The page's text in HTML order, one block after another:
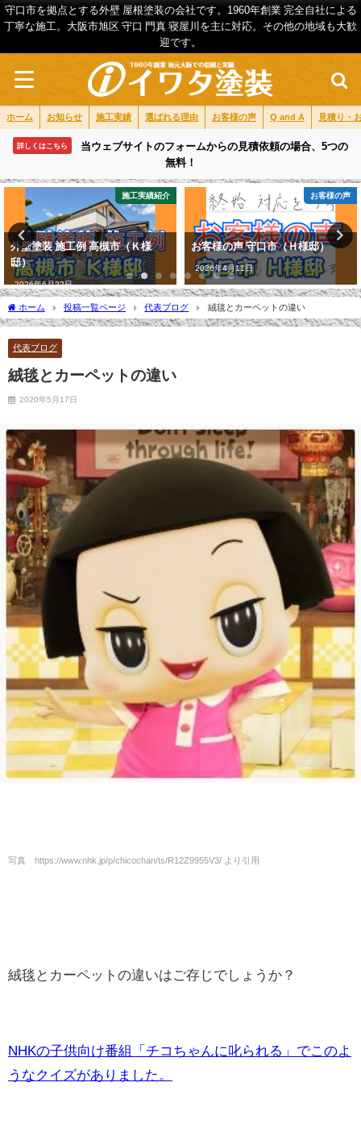
守口市を拠点とする外壁 屋根塗装の会社です。1960年創業 完全自社による
丁寧な施工。大阪市旭区 守口 門真 寝屋川を主に対応。その他の地域も大歓
迎です。
ホーム お知らせ 施工実績 選ばれる理由 お客様の声 Q and A 見積り・
詳しくはこちら
当ウェブサイトのフォームからの見積依頼の場合、5つの
無料！
施工実績紹介
外壁塗装 施工例 高槻市（Ｋ様
邸）
2026年6月22日
お客様の声
お客様の声 守口市（Ｈ様邸）
2026年4月11日
ホーム 投稿一覧ページ 代表ブログ 絨毯とカーペットの違い
代表ブログ
絨毯とカーペットの違い
2020年5月17日
写真 https://www.nhk.jp/p/chicochan/ts/R12Z9955V3/ より引用
絨毯とカーペットの違いはご存じでしょうか？
NHKの子供向け番組「チコちゃんに叱られる」でこのよ
うなクイズがありました。